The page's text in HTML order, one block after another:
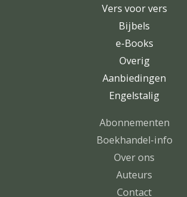
Vers voor vers
Bijbels
e-Books
Overig
Aanbiedingen
Engelstalig
Abonnementen
Boekhandel-info
Over ons
Auteurs
Contact